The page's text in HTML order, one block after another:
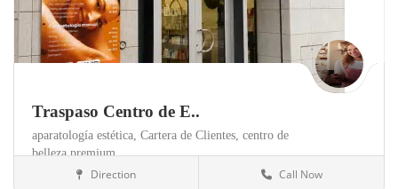
Traspaso Centro de E..
aparatología estética, Cartera de Clientes, centro de
belleza premium,
ClínicasDirection Call Now